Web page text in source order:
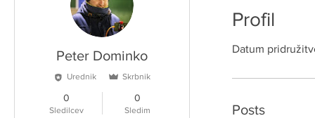
Profil
Datum
Posts
Peter Dominko
Urednik Skrbnik
0
Sledilcev
0
Sledim